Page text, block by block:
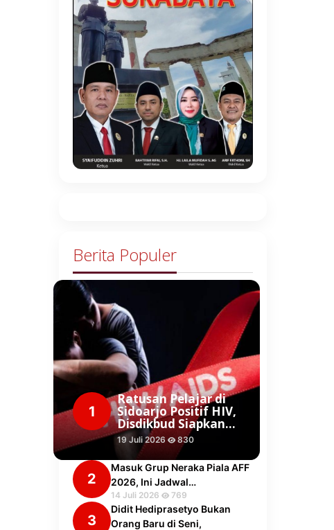
Berita Populer
1
Ratusan Pelajar di
Sidoarjo Positif HIV,
Disdikbud Siapkan…
19 Juli 2026 830
2
Masuk Grup Neraka Piala AFF
2026, Ini Jadwal…
14 Juli 2026 769
3
Didit Hediprasetyo Bukan
Orang Baru di Seni,